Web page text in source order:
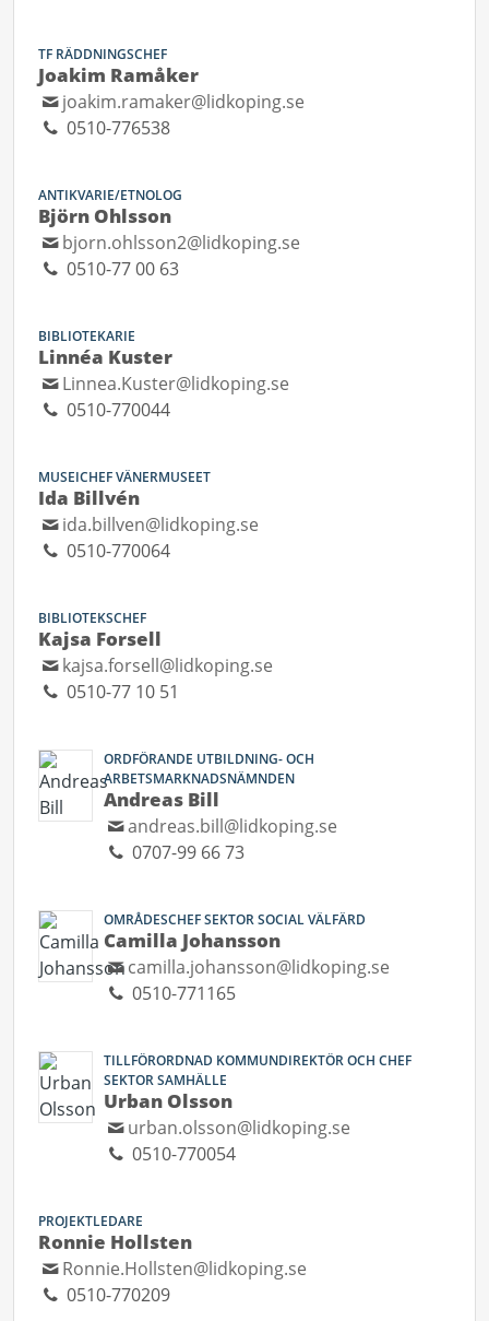
TF RÄDDNINGSCHEF
Joakim Ramåker
joakim.ramaker@lidkoping.se
0510-776538
ANTIKVARIE/ETNOLOG
Björn Ohlsson
bjorn.ohlsson2@lidkoping.se
0510-77 00 63
BIBLIOTEKARIE
Linnéa Kuster
Linnea.Kuster@lidkoping.se
0510-770044
MUSEICHEF VÄNERMUSEET
Ida Billvén
ida.billven@lidkoping.se
0510-770064
BIBLIOTEKSCHEF
Kajsa Forsell
kajsa.forsell@lidkoping.se
0510-77 10 51
ORDFÖRANDE UTBILDNING- OCH
ARBETSMARKNADSNÄMNDEN
Andreas Bill
andreas.bill@lidkoping.se
0707-99 66 73
OMRÅDESCHEF SEKTOR SOCIAL VÄLFÄRD
Camilla Johansson
camilla.johansson@lidkoping.se
0510-771165
TILLFÖRORDNAD KOMMUNDIREKTÖR OCH CHEF
SEKTOR SAMHÄLLE
Urban Olsson
urban.olsson@lidkoping.se
0510-770054
PROJEKTLEDARE
Ronnie Hollsten
Ronnie.Hollsten@lidkoping.se
0510-770209